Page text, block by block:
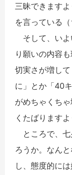
三昧できます
を言っている
そして、いよ
り願いの内容
切実さが増し
に」とか「40
がめちゃくち
くたばりますよ
ところで、七
ろうか。なん
し、態度的に